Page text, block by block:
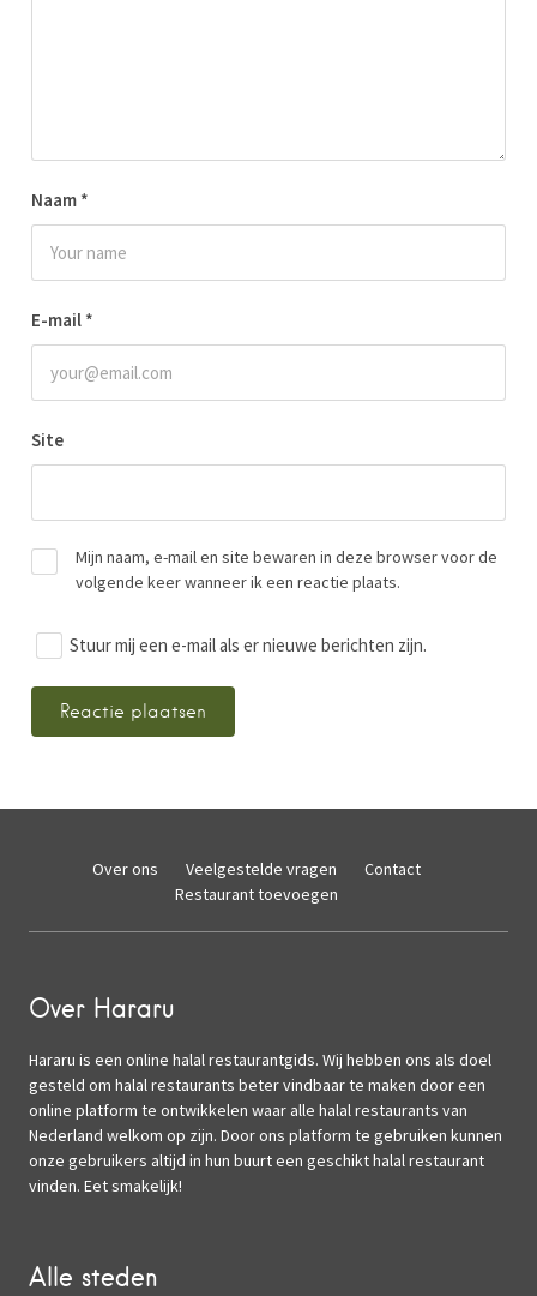
Naam *
E-mail *
Site
Mijn naam, e-mail en site bewaren in deze browser voor de
volgende keer wanneer ik een reactie plaats.
Stuur mij een e-mail als er nieuwe berichten zijn.
Over ons Veelgestelde vragen
Contact
Restaurant toevoegen
Over Hararu
Hararu is een online halal restaurantgids. Wij hebben ons als doel
gesteld om halal restaurants beter vindbaar te maken door een
online platform te ontwikkelen waar alle halal restaurants van
Nederland welkom op zijn. Door ons platform te gebruiken kunnen
onze gebruikers altijd in hun buurt een geschikt halal restaurant
vinden. Eet smakelijk!
Alle steden